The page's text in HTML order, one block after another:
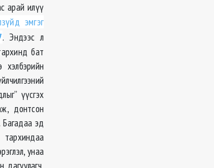
арай илүү
эмгэг
. Эндээс л
бат
үүсгэх
донтсон
эд
тархиндаа
унаа
дагуулагч